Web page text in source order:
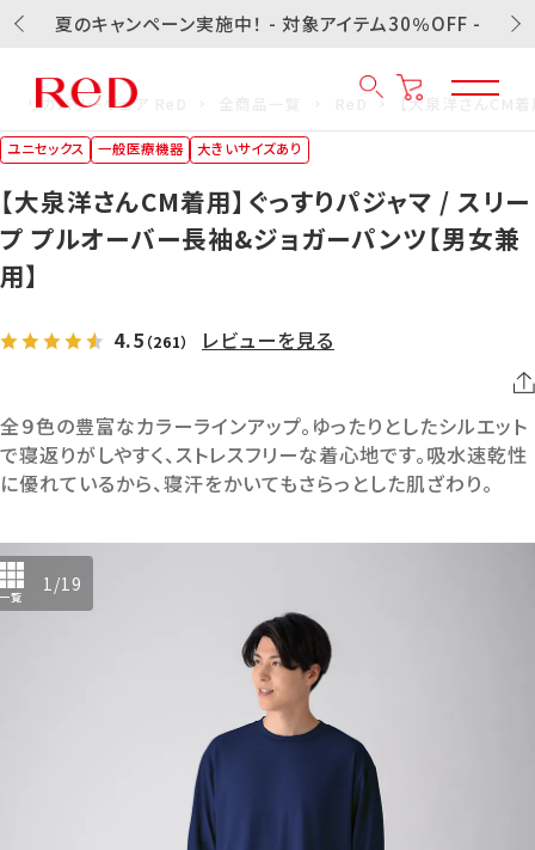
夏のキャンペーン実施中！ - 対象アイテム30％OFF -
リカバリーウェア ReD 【大泉洋さんCM
ユニセックス 一般医療機器 大きいサイズあり
【大泉洋さんCM着用】ぐっすりパジャマ / スリー
プ プルオーバー長袖&ジョガーパンツ【男女兼
用】
4.5 （261） レビューを見る
全９色の豊富なカラーラインアップ。ゆったりとしたシルエット
で寝返りがしやすく、ストレスフリーな着心地です。吸水速乾性
に優れているから、寝汗をかいてもさらっとした肌ざわり。
一覧
1/19